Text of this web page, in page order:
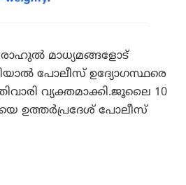
മാധ്യമങ്ങളോട്
പോലീസ് ഉദ്യോഗസ്ഥരെ
വ്യക്തമാക്കി.ജൂലൈ 10
ഉത്തർപ്രദേശ് പോലീസ്